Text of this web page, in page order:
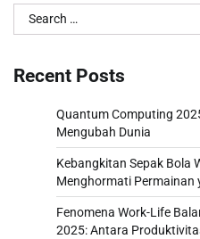
Search
for:
Recent Posts
Quantum Computing
Mengubah Dunia
Kebangkitan Sepak Bola
Menghormati Permainan
Fenomena Work-Life
2025: Antara